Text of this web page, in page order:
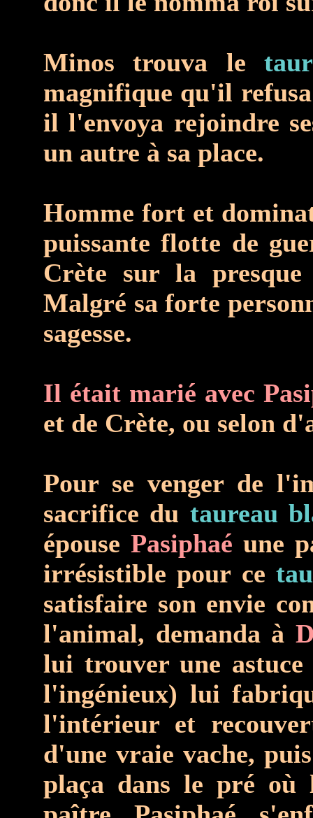
Minos trouva le
magnifique qu'il
il l'envoya rejoindre
un autre à sa place.
Homme fort et
puissante flotte de
Crète sur la presque
Malgré sa forte
sagesse.
Il était marié avec
et de Crète, ou selon
Pour se venger de
sacrifice du taureau
épousePasiphaé une
irrésistible pour ce
satisfaire son envie
l'animal, demanda à
lui trouver une
l'ingénieux) lui
l'intérieur et
d'une vraie vache,
plaça dans le pré où